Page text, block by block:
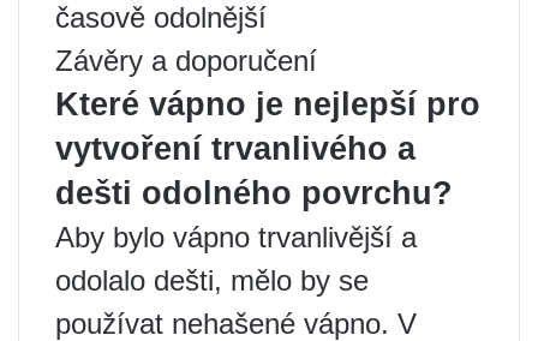
časově odolnější
Závěry a doporučení
Které vápno je nejlepší pro
vytvoření trvanlivého a
dešti odolného povrchu?
Aby bylo vápno trvanlivější a
odolalo dešti, mělo by se
používat nehašené vápno. V